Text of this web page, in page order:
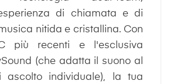
di chiamata e di
nitida e cristallina. Con
più recenti e l'esclusiva
(che adatta il suono al
ascolto individuale), la tua